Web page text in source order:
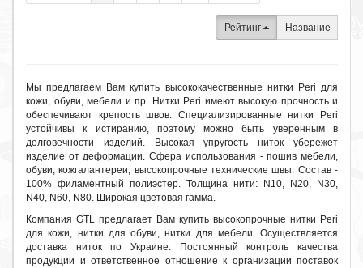
Рейтинг Название
Мы предлагаем Вам купить высококачественные нитки Peri для
кожи, обуви, мебели и пр. Нитки Peri имеют высокую прочность и
обеспечивают крепость швов. Специализированные нитки Peri
устойчивы к истиранию, поэтому можно быть уверенным в
долговечности изделий. Высокая упругость ниток убережет
изделие от деформации. Сфера использования - пошив мебели,
обуви, кожгалантереи, высокопрочные технические швы. Cостав -
100% филаментный полиэстер. Толщина нити: N10, N20, N30,
N40, N60, N80. Широкая цветовая гамма.
Компания GTL предлагает Вам купить высокопрочные нитки Peri
для кожи, нитки для обуви, нитки для мебели. Осуществляется
доставка ниток по Украине. Постоянный контроль качества
продукции и ответственное отношение к организации поставок